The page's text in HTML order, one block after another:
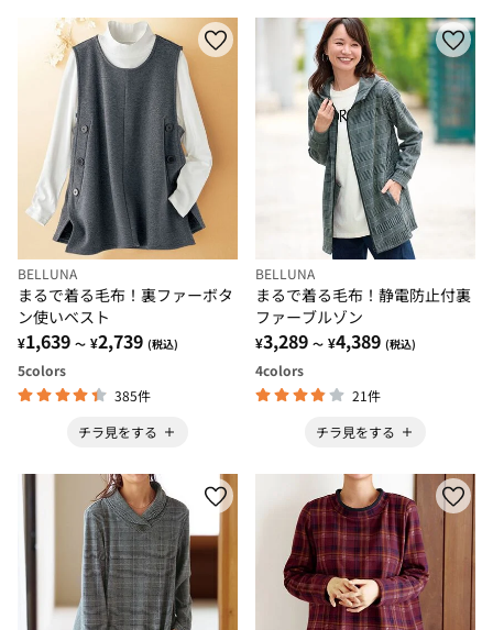
BELLUNA
まるで着る毛布！裏ファーボタ
ン使いベスト
¥1,639 ～ ¥2,739 (税込)
5colors
385件
チラ見をする
BELLUNA
まるで着る毛布！静電防止付裏
ファーブルゾン
¥3,289 ～ ¥4,389 (税込)
4colors
21件
チラ見をする